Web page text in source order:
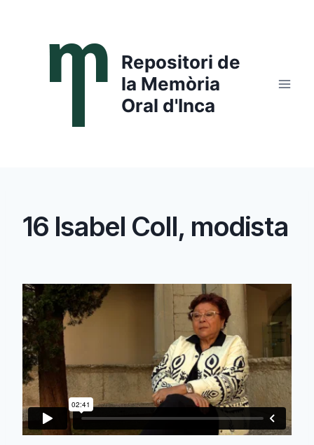
contenido
Repositori de
la Memòria
Oral d'Inca
16 Isabel Coll, modista